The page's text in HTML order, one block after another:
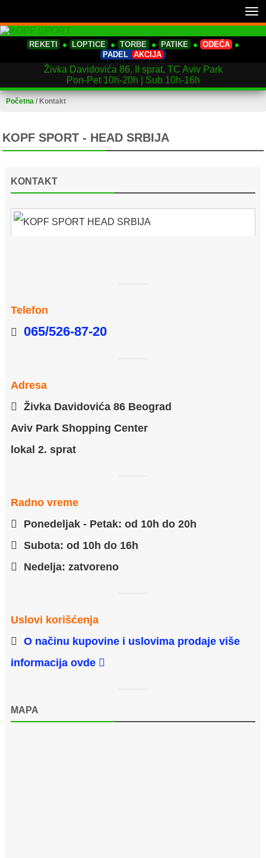
REKETI ● LOPTICE ● TORBE ● PATIKE ● ODEĆA ●
PADEL AKCIJA
Živka Davidovića 86, II sprat, TC Aviv Park
Pon-Pet 10h-20h | Sub 10h-16h
Početna / Kontakt
KOPF SPORT - HEAD SRBIJA
KONTAKT
Telefon
065/526-87-20
Adresa
Živka Davidovića 86 Beograd
Aviv Park Shopping Center
lokal 2. sprat
Radno vreme
Ponedeljak - Petak: od 10h do 20h
Subota: od 10h do 16h
Nedelja: zatvoreno
Uslovi korišćenja
O načinu kupovine i uslovima prodaje više
informacija ovde
MAPA